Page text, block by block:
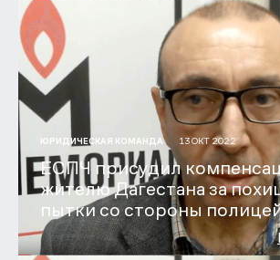
ЮРИДИЧЕСКАЯ КОМАНДА 13 ОКТ 2022
ЕСПЧ присудил
жителю Дагестана за
пытки со стороны